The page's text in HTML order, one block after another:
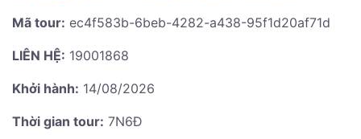
Mã tour: ec4f583b-6beb-4282-a438-95f1d20af71d
LIÊN HỆ: 19001868
Khởi hành: 14/08/2026
Thời gian tour: 7N6Đ